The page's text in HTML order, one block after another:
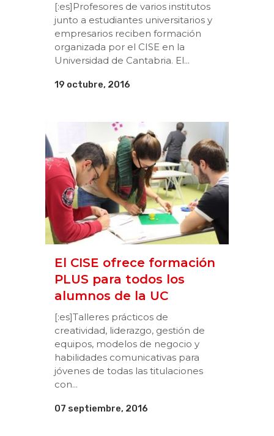
[:es]Profesores de varios institutos
junto a estudiantes universitarios y
empresarios reciben formación
organizada por el CISE en la
Universidad de Cantabria. El...
19 octubre, 2016
El CISE ofrece formación
PLUS para todos los
alumnos de la UC
[:es]Talleres prácticos de
creatividad, liderazgo, gestión de
equipos, modelos de negocio y
habilidades comunicativas para
jóvenes de todas las titulaciones
con...
07 septiembre, 2016